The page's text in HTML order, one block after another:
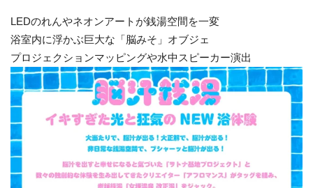
LEDのれんやネオンアートが銭湯空間を一変
浴室内に浮かぶ巨大な「脳みそ」オブジェ
プロジェクションマッピングや水中スピーカー演出